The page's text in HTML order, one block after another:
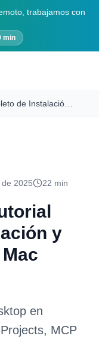
trabajamos con
min
2025 22 min
y
en
MCP